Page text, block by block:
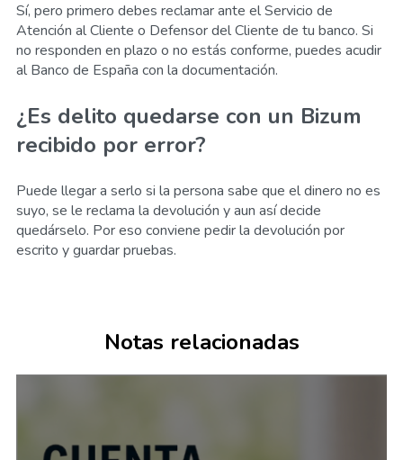
Sí, pero primero debes reclamar ante el Servicio de
Atención al Cliente o Defensor del Cliente de tu banco. Si
no responden en plazo o no estás conforme, puedes acudir
al Banco de España con la documentación.
¿Es delito quedarse con un Bizum
recibido por error?
Puede llegar a serlo si la persona sabe que el dinero no es
suyo, se le reclama la devolución y aun así decide
quedárselo. Por eso conviene pedir la devolución por
escrito y guardar pruebas.
Notas relacionadas